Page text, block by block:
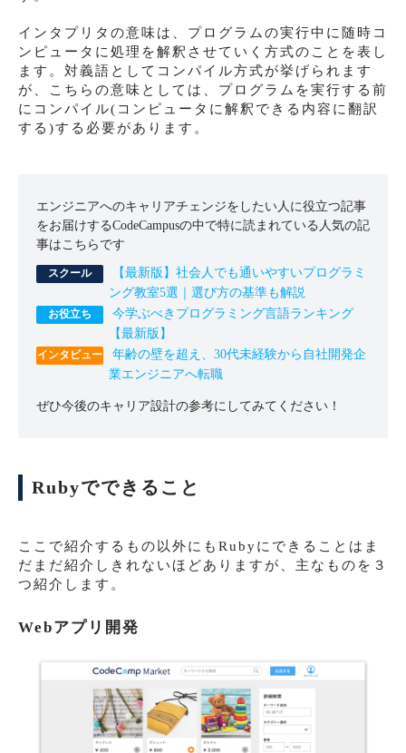
インタプリタの意味は、プログラムの実行中に随時コ
ンピュータに処理を解釈させていく方式のことを表し
ます。対義語としてコンパイル方式が挙げられます
が、こちらの意味としては、プログラムを実行する前
にコンパイル(コンピュータに解釈できる内容に翻訳
する)する必要があります。
エンジニアへのキャリアチェンジをしたい人に役立つ記事
をお届けするCodeCampusの中で特に読まれている人気の記
事はこちらです
【最新版】社会人でも通いやすいプログラミ
ング教室5選｜選び方の基準も解説
今学ぶべきプログラミング言語ランキング
【最新版】
年齢の壁を超え、30代未経験から自社開発企
業エンジニアへ転職
ぜひ今後のキャリア設計の参考にしてみてください！
Rubyでできること
ここで紹介するもの以外にもRubyにできることはま
だまだ紹介しきれないほどありますが、主なものを３
つ紹介します。
Webアプリ開発